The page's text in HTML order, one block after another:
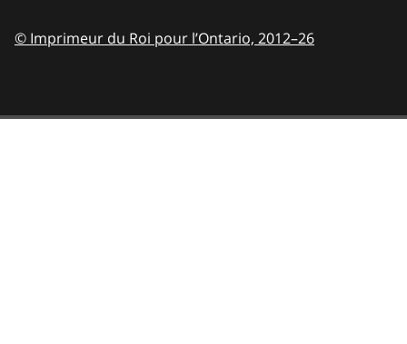
© Imprimeur du Roi pour l’Ontario, 2012–26